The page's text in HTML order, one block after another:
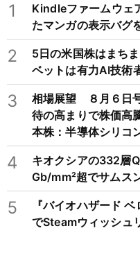
1
Kindleファームウェ
たマンガの表示バグ
2
5日の米国株はまち
ベットは有力AI技術
3
相場展望 ８月６日
待の高まりで株価高
本株：半導体シリコ
不況を繰り返すため
4
キオクシアの332層
Gb/mm²超でサムス
5
『バイオハザード
でSteamウィッシュ